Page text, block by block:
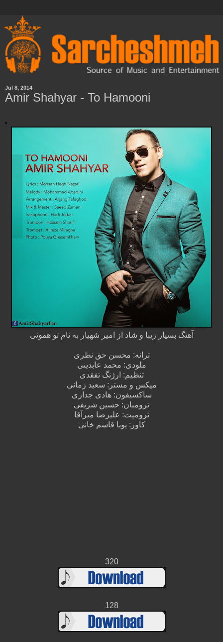
Jul 8, 2014
Amir Shahyar - To Hamooni
آهنگ بسیار زیبا و شاد از امیر شهیار به نام تو همونی
ترانه: محسن حق نظری
ملودی: محمد عابدینی
تنظیم: ارژنگ تفقدی
میکس و مستر: سعید زمانی
ساکسیفون: هادی جداری
ترومبان: حسین شریفی
ترومپت: علیرضا میرآقا
کاور: پویا قاسم خانی
320
128